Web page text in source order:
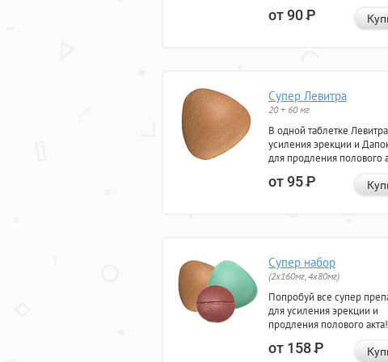
от 90Р
Супер Левитра
20 + 60 мг
В одной таблетке
усиления эрекции и
для продления полового
от 95Р
Супер набор
(2х160мг, 4х80мг)
Попробуй все супер
для усиления эрекции и
продления полового акта!
от 158Р